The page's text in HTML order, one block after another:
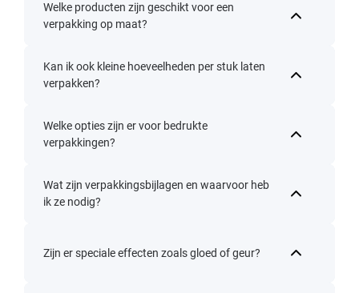
Welke producten zijn geschikt voor een
verpakking op maat?
Kan ik ook kleine hoeveelheden per stuk laten
verpakken?
Welke opties zijn er voor bedrukte
verpakkingen?
Wat zijn verpakkingsbijlagen en waarvoor heb
ik ze nodig?
Zijn er speciale effecten zoals gloed of geur?